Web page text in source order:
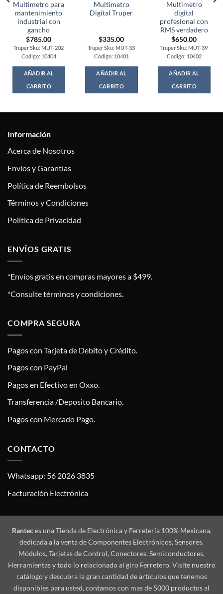
Multimetro para
mantenimiento
industrial con
gancho
$785.00
Truper Sku: MUT-202
Codigo: 10404
AÑADIR AL
CARRITO
Multimetro
Digital Truper
$335.00
Truper Sku: MUT-33
Codigo: 10401
AÑADIR AL
CARRITO
Multimetro
digital
profesional con
RMS verdadero
$650.00
Truper Sku: MUT-39
Codigo: 10402
AÑADIR AL
CARRITO
Información
Acerca de Nosotros
Envíos y Garantías
Política de Reembolsos
Términos y Condiciones
Política de Privacidad
ENVÍOS GRATIS
*Envíos gratis en compras mayores a $499.
*Consulte términos y condiciones.
COMPRA SEGURA
Pagos con Tarjeta de Debito y Crédito.
Pagos con PayPal
Pagos en Efectivo en Oxxo.
Transferencia /Deposito Bancario.
Pagos con Mercado Pago.
CONTACTO
Whatsapp: 56 2026 3835
Facturación Electrónica
Ranteces una Tienda de Electrónica y Ferretería 100% Mexicana,
dedicada a la venta de Componentes Electrónicos, Sensores,
Módulos, Tarjetas de Control, Conectores, Semiconductores,
Herramientas y todo lo relacionado al giro Ferretero. Visite nuestro
catálogo y descubra la gran cantidad de artículos que tenemos
disponibles para usted, contamos con mas de 5000 productos al